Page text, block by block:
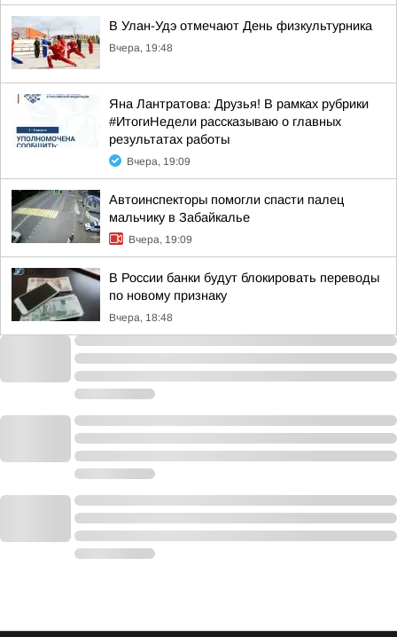
В Улан-Удэ отмечают День физкультурника
Вчера, 19:48
Яна Лантратова: Друзья! В рамках рубрики
#ИтогиНедели рассказываю о главных
результатах работы
Вчера, 19:09
Автоинспекторы помогли спасти палец
мальчику в Забайкалье
Вчера, 19:09
В России банки будут блокировать переводы
по новому признаку
Вчера, 18:48